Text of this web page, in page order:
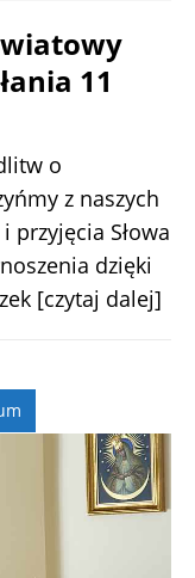
11
o
z naszych
przyjęcia Słowa
dzięki
[czytaj dalej]